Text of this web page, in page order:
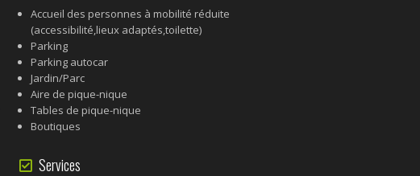
Accueil des personnes à mobilité réduite
(accessibilité,lieux adaptés,toilette)
Parking
Parking autocar
Jardin/Parc
Aire de pique-nique
Tables de pique-nique
Boutiques
Services